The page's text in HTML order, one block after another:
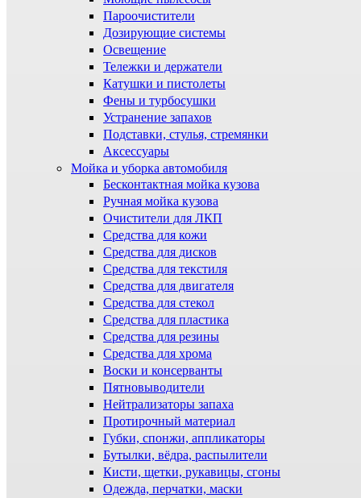
Пароочистители
Дозирующие системы
Освещение
Тележки и держатели
Катушки и пистолеты
Фены и турбосушки
Устранение запахов
Подставки, стулья, стремянки
Аксессуары
Мойка и уборка автомобиля
Бесконтактная мойка кузова
Ручная мойка кузова
Очистители для ЛКП
Средства для кожи
Средства для дисков
Средства для текстиля
Средства для двигателя
Средства для стекол
Средства для пластика
Средства для резины
Средства для хрома
Воски и консерванты
Пятновыводители
Нейтрализаторы запаха
Протирочный материал
Губки, спонжи, аппликаторы
Бутылки, вёдра, распылители
Кисти, щетки, рукавицы, сгоны
Одежда, перчатки, маски